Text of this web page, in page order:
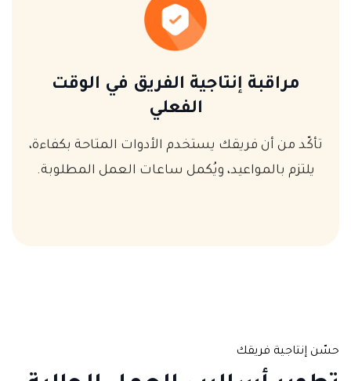
مراقبة إنتاجية الفريق في الوقت
الفعلي
تأكّد من أن فريقك يستخدم الأدوات المتاحة بكفاءة،
يلتزم بالمواعيد، ويُكمل ساعات العمل المطلوبة.
حسّن إنتاجية فريقك